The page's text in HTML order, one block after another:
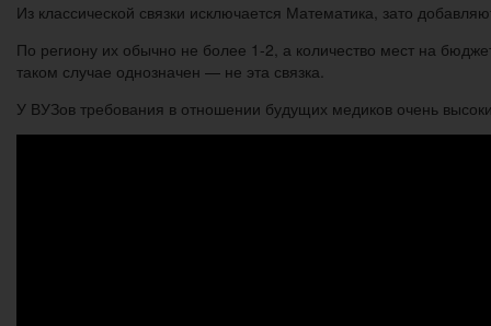
Из классической связки исключается Математика, зато
По региону их обычно не более 1-2, а количество мест на
таком случае однозначен — не эта связка.
У ВУЗов требования в отношении будущих медиков очень